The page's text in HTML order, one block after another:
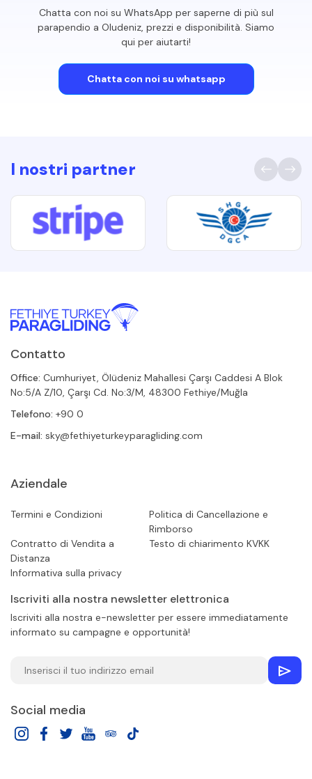
Chatta con noi su WhatsApp per saperne di più sul
parapendio a Oludeniz, prezzi e disponibilità. Siamo
qui per aiutarti!
Chatta con noi su whatsapp
I nostri partner
Contatto
Office: Cumhuriyet, Ölüdeniz Mahallesi Çarşı Caddesi A Blok
No:5/A Z/10, Çarşı Cd. No:3/M, 48300 Fethiye/Muğla
Telefono: +90 0
E-mail: sky@fethiyeturkeyparagliding.com
Aziendale
Termini e Condizioni
Politica di Cancellazione e
Rimborso
Contratto di Vendita a
Distanza
Testo di chiarimento KVKK
Informativa sulla privacy
Iscriviti alla nostra newsletter elettronica
Iscriviti alla nostra e-newsletter per essere immediatamente
informato su campagne e opportunità!
Social media